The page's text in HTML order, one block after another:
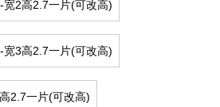
宽2高2.7一片(可改高)
宽3高2.7一片(可改高)
2.7一片(可改高)